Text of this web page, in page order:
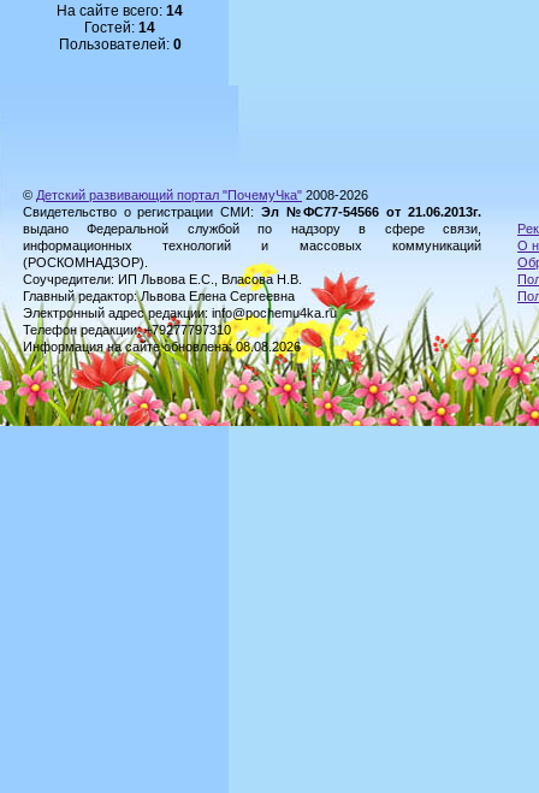
На сайте всего:14
Гостей:14
Пользователей: 0
© Детский развивающий портал "ПочемуЧка" 2008-2026
Свидетельство о регистрации СМИ: Эл №ФС77-54566 от 21.06.2013г.
выдано Федеральной службой по надзору в сфере связи,
информационных технологий и массовых коммуникаций
(РОСКОМНАДЗОР).
Соучредители: ИП Львова Е.С., Власова Н.В.
Главный редактор: Львова Елена Сергеевна
Электронный адрес редакции: info@pochemu4ka.ru
Телефон редакции: +79277797310
Информация на сайте обновлена: 08.08.2026
О